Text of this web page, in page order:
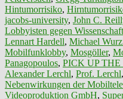
Hintumorrisiko,
jacobs-university, John C.
Lobbyisten gegen Wissenschaft
Lennart Hardell, Michael
Mobilfunklobby, Mosgöller,
Panagopoulos, PICK UP THE
Alexander Lerchl, Prof. Lerchl,
Nebenwirkungen der
Videoproduktion GmbH,